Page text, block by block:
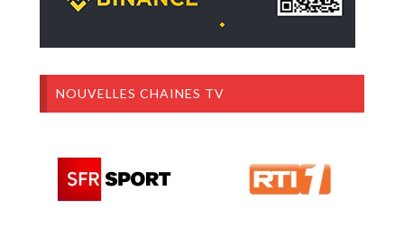
NOUVELLES CHAINES TV